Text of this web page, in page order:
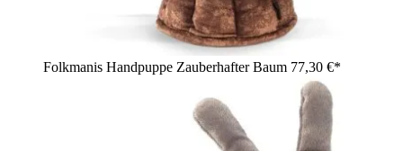
Folkmanis Handpuppe Zauberhafter Baum 77,30 €*